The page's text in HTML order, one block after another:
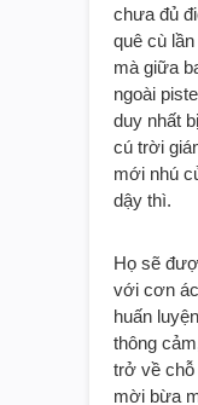
chưa đủ
quê cù
mà giữa
ngoài
duy nhất
cú trời
mới nhú
dậy thì.
Họ sẽ
với cơn
huấn
thông
trở về chỗ
mời bừa